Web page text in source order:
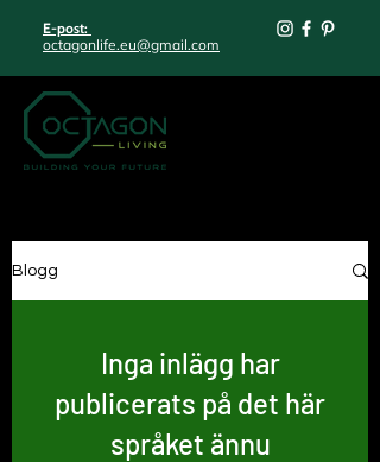
E-post:
octagonlife.eu@gmail.com
Blogg
Inga inlägg har
publicerats på det här
språket ännu